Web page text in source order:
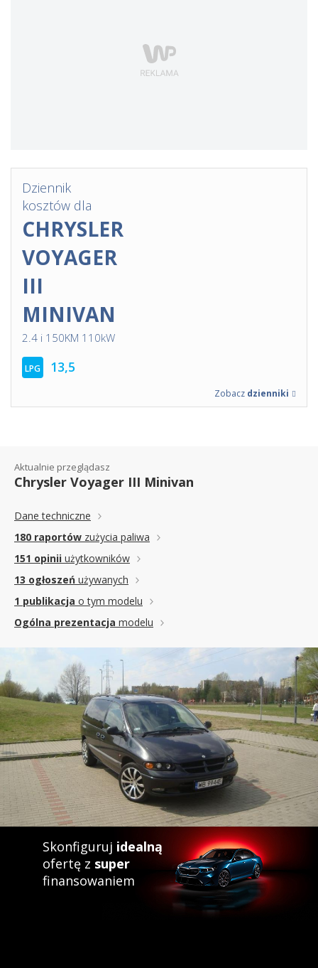
Dziennik
kosztów dla
CHRYSLER
VOYAGER
III
MINIVAN
2.4 i 150KM 110kW
LPG 13,5
Zobacz dzienniki
Aktualnie przeglądasz
Chrysler Voyager III Minivan
Dane techniczne
180 raportów zużycia paliwa
151 opinii użytkowników
13 ogłoszeń używanych
1 publikacja o tym modelu
Ogólna prezentacja modelu
Skonfiguruj idealną
ofertę z super
finansowaniem